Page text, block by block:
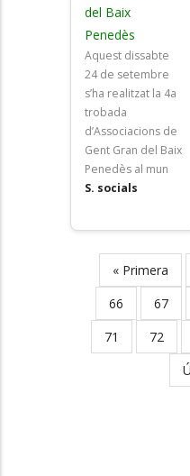
del Baix
Penedès
Aquest dissabte
24 de setembre
s’ha realitzat la 4a
trobada
d’Associacions de
Gent Gran del Baix
Penedès al mun
S. socials
Pagination
First
page
« Primera
Page
66 Page
67
Page
71 Page
72